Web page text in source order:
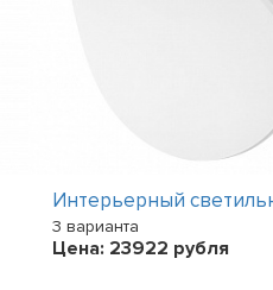
Интерьерный
3 варианта
Цена: 23922 рубля